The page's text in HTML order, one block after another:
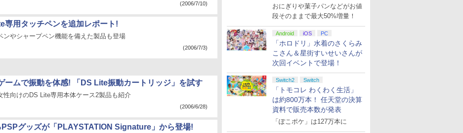
おにぎりや菓子パンなどがお値
段そのままで最大50%増量！
Android iOS PC
「ホロドリ」水着のさくらみ
こさん＆星街すいせいさんが
次回イベントで登場！
Switch2 Switch
「トモコレ わくわく生活」
は約800万本！ 任天堂の決算
資料で販売本数が発表
「ぽこポケ」は127万本に
(2006/7/10)
専用タッチペンを追加レポート!
ンやシャープペン機能を備えた製品も登場
(2006/7/3)
ームで振動を体感! 「DS Lite振動カートリッジ」を試す
性向けのDS Lite専用本体ケース2製品も紹介
(2006/6/28)
PSPグッズが「PLAYSTATION Signature」から登場!